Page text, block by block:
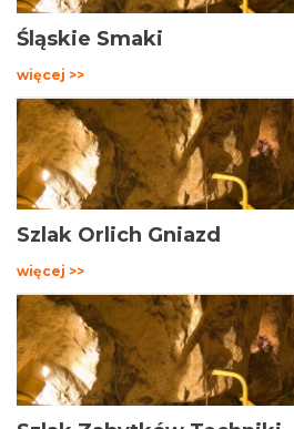
Śląskie Smaki
więcej >>
Szlak Orlich Gniazd
więcej >>